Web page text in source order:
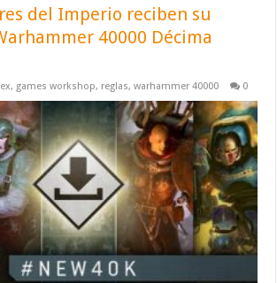
del Imperio reciben su
40000 Décima
, games workshop, reglas,warhammer 40000 0